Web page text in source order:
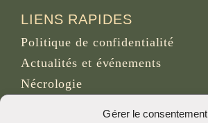
Gérer le consentement
LIENS RAPIDES
Politique de confidentialité
Actualités et événements
Nécrologie